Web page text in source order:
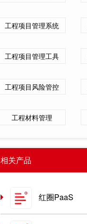
工程项目管理系统
工程项目管理工具
工程项目风险管控
工程材料管理
相关产品
红圈PaaS